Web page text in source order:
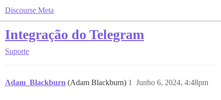
Discourse Meta
Integração do Telegram
Suporte
Adam_Blackburn (Adam Blackburn) Junho 6, 2024, 4:48pm
1